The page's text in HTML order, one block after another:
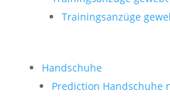
Trainingsanzüge
Handschuhe
Prediction Handschuhe